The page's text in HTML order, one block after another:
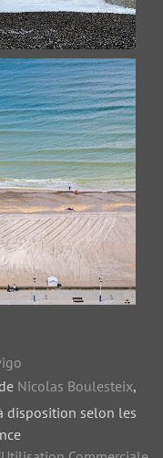
Nicolas Boulesteix,
disposition selon les